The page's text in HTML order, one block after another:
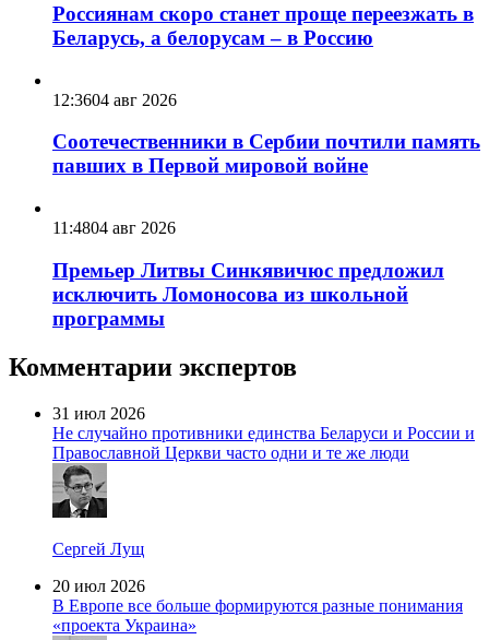
Россиянам скоро станет проще переезжать в
Беларусь, а белорусам – в Россию
12:3604 авг 2026
Соотечественники в Сербии почтили память
павших в Первой мировой войне
11:4804 авг 2026
Премьер Литвы Синкявичюс предложил
исключить Ломоносова из школьной
программы
Комментарии экспертов
31 июл 2026
Не случайно противники единства Беларуси и России и
Православной Церкви часто одни и те же люди
Сергей Лущ
20 июл 2026
В Европе все больше формируются разные понимания
«проекта Украина»